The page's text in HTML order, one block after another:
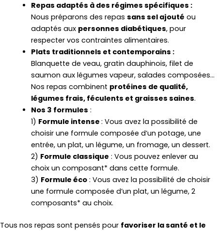
Repas adaptés à des régimes spécifiques :
Nous préparons des repas sans sel ajouté ou
adaptés aux personnes diabétiques, pour
respecter vos contraintes alimentaires.
Plats traditionnels et contemporains :
Blanquette de veau, gratin dauphinois, filet de
saumon aux légumes vapeur, salades composées…
Nos repas combinent protéines de qualité,
légumes frais, féculents et graisses saines.
Nos 3 formules :
1) Formule intense : Vous avez la possibilité de
choisir une formule composée d’un potage, une
entrée, un plat, un légume, un fromage, un dessert.
2) Formule classique : Vous pouvez enlever au
choix un composant* dans cette formule.
3) Formule éco: Vous avez la possibilité de choisir
une formule composée d’un plat, un légume, 2
composants* au choix.
Tous nos repas sont pensés pour favoriser la santé et le